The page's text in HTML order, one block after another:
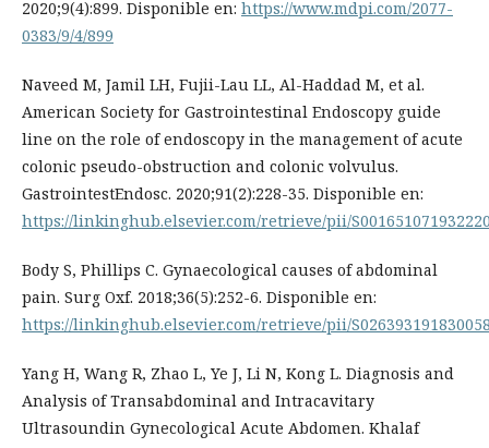
2020;9(4):899. Disponible en: https://www.mdpi.com/2077-
0383/9/4/899
Naveed M, Jamil LH, Fujii-Lau LL, Al-Haddad M, et al.
American Society for Gastrointestinal Endoscopy guide
line on the role of endoscopy in the management of acute
colonic pseudo-obstruction and colonic volvulus.
GastrointestEndosc. 2020;91(2):228-35. Disponible en:
https://linkinghub.elsevier.com/retrieve/pii/
Body S, Phillips C. Gynaecological causes of abdominal
pain. Surg Oxf. 2018;36(5):252-6. Disponible en:
https://linkinghub.elsevier.com/retrieve/pii/
Yang H, Wang R, Zhao L, Ye J, Li N, Kong L. Diagnosis and
Analysis of Transabdominal and Intracavitary
Ultrasoundin Gynecological Acute Abdomen. Khalaf